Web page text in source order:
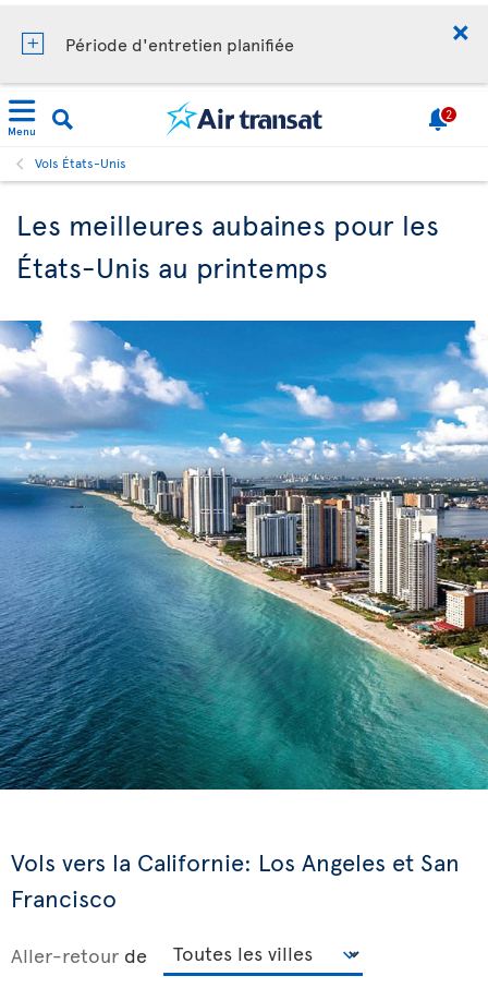
Période d'entretien planifiée
Menu
2
Vols États-Unis
Les meilleures aubaines pour les
États-Unis au printemps
Vols vers la Californie: Los Angeles et San
Francisco
Aller-retour de